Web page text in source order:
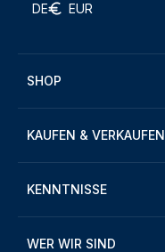
DE EUR
SHOP
KAUFEN & VERKAUFEN
KENNTNISSE
WER WIR SIND